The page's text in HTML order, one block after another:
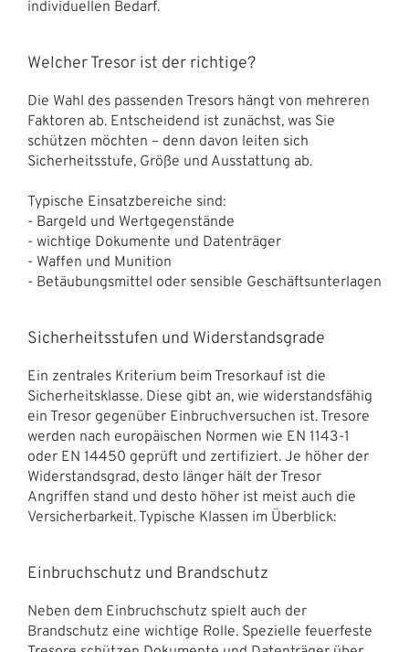
individuellen Bedarf.
Welcher Tresor ist der richtige?
Die Wahl des passenden Tresors hängt von mehreren
Faktoren ab. Entscheidend ist zunächst, was Sie
schützen möchten – denn davon leiten sich
Sicherheitsstufe, Größe und Ausstattung ab.
Typische Einsatzbereiche sind:
- Bargeld und Wertgegenstände
- wichtige Dokumente und Datenträger
- Waffen und Munition
- Betäubungsmittel oder sensible Geschäftsunterlagen
Sicherheitsstufen und Widerstandsgrade
Ein zentrales Kriterium beim Tresorkauf ist die
Sicherheitsklasse. Diese gibt an, wie widerstandsfähig
ein Tresor gegenüber Einbruchversuchen ist. Tresore
werden nach europäischen Normen wie EN 1143-1
oder EN 14450 geprüft und zertifiziert. Je höher der
Widerstandsgrad, desto länger hält der Tresor
Angriffen stand und desto höher ist meist auch die
Versicherbarkeit. Typische Klassen im Überblick:
Einbruchschutz und Brandschutz
Neben dem Einbruchschutz spielt auch der
Brandschutz eine wichtige Rolle. Spezielle feuerfeste